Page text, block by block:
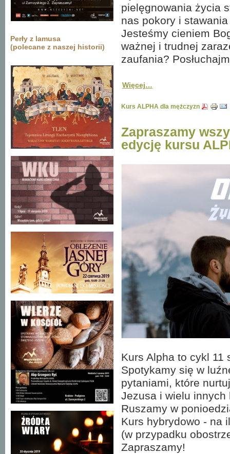
Perły z lamusa
(polecane z naszej historii)
pielęgnowania życia
nas pokory i
Jesteśmy cieniem
ważnej i trudnej
zaufania?
Więcej…
Kurs ALPHA dla mężczyzn
Zapraszamy
edycję kursu
Kurs Alpha to cykl 11
Spotykamy się w
pytaniami, które
Jezusa i wielu
Ruszamy w
Kurs hybrydowo - na
(w przypadku
Zapraszamy!